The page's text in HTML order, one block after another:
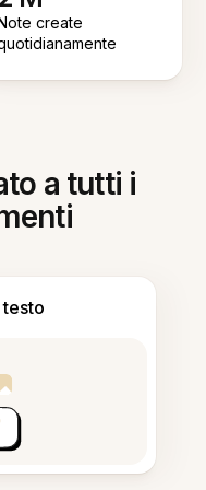
create
a tutti i